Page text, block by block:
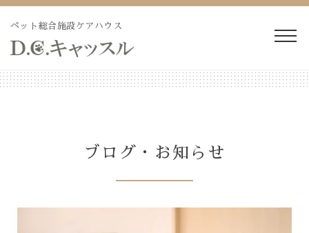
Skip
content
ペット総合施設ケアハウス
ブログ・お知らせ